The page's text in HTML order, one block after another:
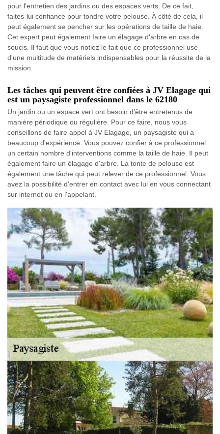
pour l'entretien des jardins ou des espaces verts. De ce fait,
faites-lui confiance pour tondre votre pelouse. À côté de cela, il
peut également se pencher sur les opérations de taille de haie.
Cet expert peut également faire un élagage d'arbre en cas de
soucis. Il faut que vous notiez le fait que ce professionnel use
d'une multitude de matériels indispensables pour la réussite de la
mission.
Les tâches qui peuvent être confiées à JV Elagage qui
est un paysagiste professionnel dans le 62180
Un jardin ou un espace vert ont besoin d'être entretenus de
manière périodique ou régulière. Pour ce faire, nous vous
conseillons de faire appel à JV Elagage, un paysagiste qui a
beaucoup d'expérience. Vous pouvez confier à ce professionnel
un certain nombre d'interventions comme la taille de haie. Il peut
également faire un élagage d'arbre. La tonte de pelouse est
également une tâche qui peut relever de ce professionnel. Vous
avez la possibilité d'entrer en contact avec lui en vous connectant
sur internet ou en l'appelant.